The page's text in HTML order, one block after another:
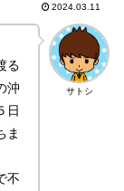
2024.03.11
サトシ
る
沖
日
ま
不